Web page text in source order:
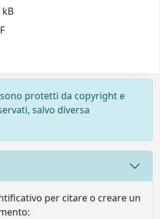
protetti da copyright e
salvo diversa
per citare o creare un